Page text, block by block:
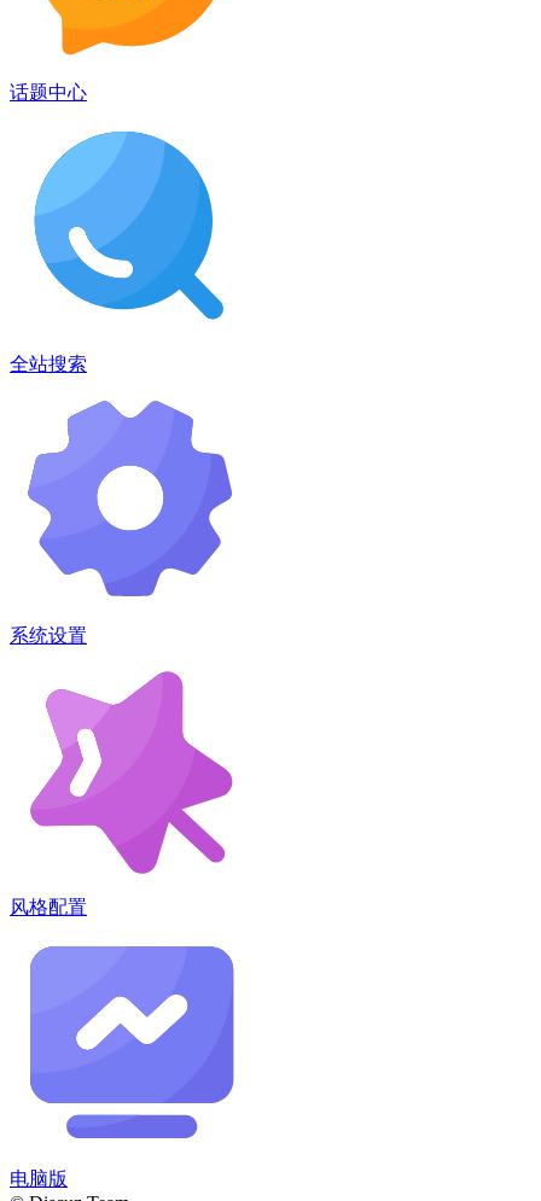
话题中心
全站搜索
系统设置
风格配置
电脑版